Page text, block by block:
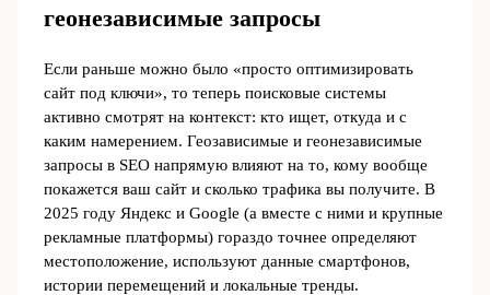
геонезависимые запросы
Если раньше можно было «просто оптимизировать
сайт под ключи», то теперь поисковые системы
активно смотрят на контекст: кто ищет, откуда и с
каким намерением. Геозависимые и геонезависимые
запросы в SEO напрямую влияют на то, кому вообще
покажется ваш сайт и сколько трафика вы получите. В
2025 году Яндекс и Google (а вместе с ними и крупные
рекламные платформы) гораздо точнее определяют
местоположение, используют данные смартфонов,
истории перемещений и локальные тренды.